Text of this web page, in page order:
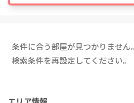
条件に合う部屋が見つかりません。
検索条件を再設定してください。